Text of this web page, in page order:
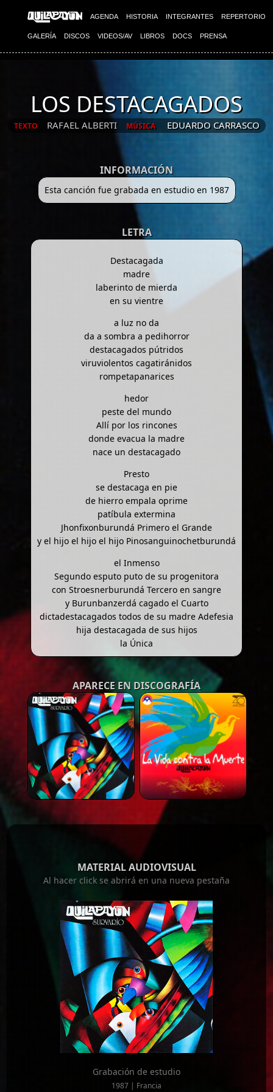
AGENDA HISTORIA INTEGRANTES REPERTORIO
GALERÍA DISCOS VIDEOS/AV LIBROS DOCS PRENSA
LOS DESTACAGADOS
TEXTO RAFAEL ALBERTI MÚSICA EDUARDO CARRASCO
INFORMACIÓN
Esta canción fue grabada en estudio en 1987
LETRA
Destacagada
madre
laberinto de mierda
en su vientre
a luz no da
da a sombra a pedihorror
destacagados pútridos
viruviolentos cagatiránidos
rompetapanarices
hedor
peste del mundo
Allí por los rincones
donde evacua la madre
nace un destacagado
Presto
se destacaga en pie
de hierro empala oprime
patíbula extermina
Jhonfixonburundá Primero el Grande
y el hijo el hijo el hijo Pinosanguinochetburundá
el Inmenso
Segundo esputo puto de su progenitora
con Stroesnerburundá Tercero en sangre
y Burunbanzerdá cagado el Cuarto
dictadestacagados todos de su madre Adefesia
hija destacagada de sus hijos
la Única
APARECE EN DISCOGRAFÍA
MATERIAL AUDIOVISUAL
Al hacer click se abrirá en una nueva pestaña
Grabación de estudio
1987 | Francia